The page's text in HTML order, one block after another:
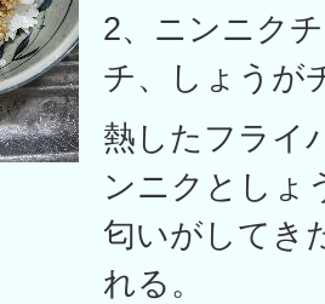
2、ニンニク
チ、しょうが
熱したフライ
ンニクとしょ
匂いがしてき
れる。